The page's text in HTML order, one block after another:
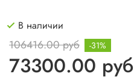
В наличии
106416.00 руб
73300.00 руб
-31%